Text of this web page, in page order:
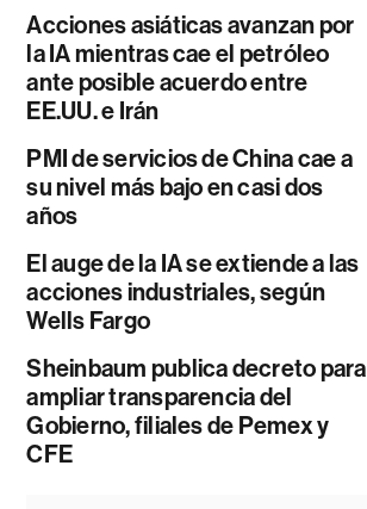
Acciones asiáticas avanzan por
la IA mientras cae el petróleo
ante posible acuerdo entre
EE.UU. e Irán
PMI de servicios de China cae a
su nivel más bajo en casi dos
años
El auge de la IA se extiende a las
acciones industriales, según
Wells Fargo
Sheinbaum publica decreto para
ampliar transparencia del
Gobierno, filiales de Pemex y
CFE